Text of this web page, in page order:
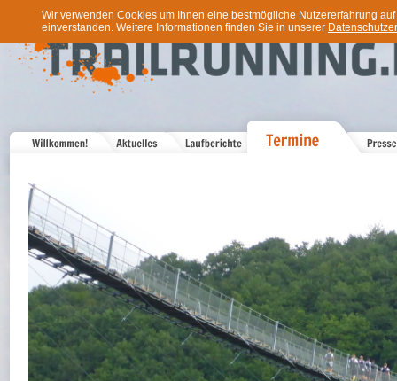
Wir verwenden Cookies um Ihnen eine bestmögliche Nutzererfahrung
einverstanden. Weitere Informationen finden Sie in unserer